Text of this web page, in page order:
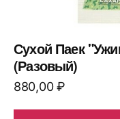
Сухой Паек
(Разовый)
880,00₽